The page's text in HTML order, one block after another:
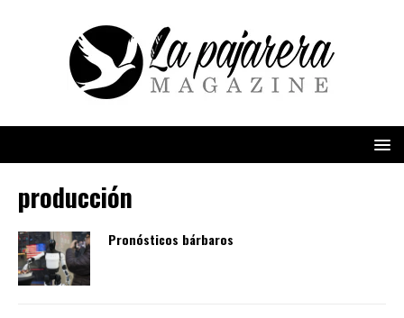
producción
Pronósticos bárbaros